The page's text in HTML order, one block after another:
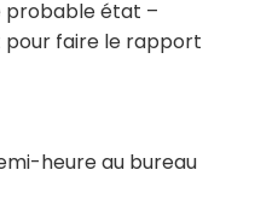
probable état –
pour faire le rapport
heure au bureau